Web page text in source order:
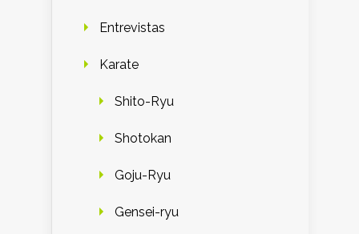
Entrevistas
Karate
Shito-Ryu
Shotokan
Goju-Ryu
Gensei-ryu